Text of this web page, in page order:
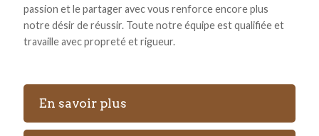
passion et le partager avec vous renforce encore plus
notre désir de réussir. Toute notre équipe est qualifiée et
travaille avec propreté et rigueur.
En savoir plus